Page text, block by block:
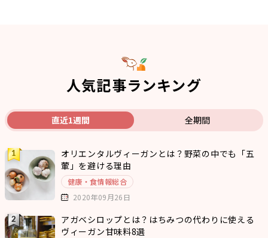
人気記事ランキング
直近1週間 全期間
オリエンタルヴィーガンとは？野菜の中でも「五
葷」を避ける理由
健康・食情報総合
2020年09月26日
アガベシロップとは？はちみつの代わりに使える
ヴィーガン甘味料8選